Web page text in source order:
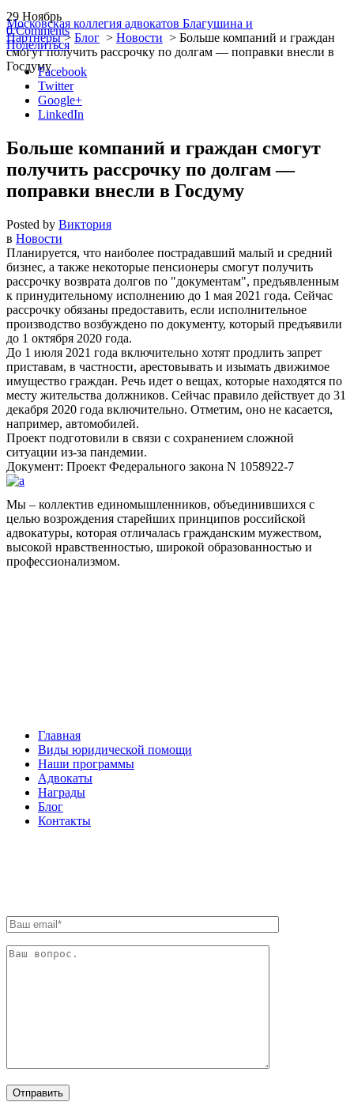
Московская коллегия адвокатов Благушина и
Партнеры> Блог > Новости > Больше компаний и граждан
смогут получить рассрочку по долгам — поправки внесли в
Госдуму
29 Ноябрь
0 Comments
Поделиться
Facebook
Twitter
Google+
LinkedIn
Больше компаний и граждан смогут
получить рассрочку по долгам —
поправки внесли в Госдуму
Posted by Виктория
в Новости
Планируется, что наиболее пострадавший малый и средний
бизнес, а также некоторые пенсионеры смогут получить
рассрочку возврата долгов по
документам , предъявленным
к принудительному исполнению до 1 мая 2021 года. Сейчас
рассрочку обязаны предоставить, если исполнительное
производство возбуждено по документу, который предъявили
до 1 октября 2020 года.
До 1 июля 2021 года включительно хотят продлить запрет
приставам, в частности, арестовывать и изымать движимое
имущество граждан. Речь идет о вещах, которые находятся по
месту жительства должников. Сейчас правило действует до 31
декабря 2020 года включительно. Отметим, оно не касается,
например, автомобилей.
Проект подготовили в связи с сохранением сложной
ситуации из-за пандемии.
Документ: Проект Федерального закона N 1058922-7
Мы – коллектив единомышленников, объединившихся с
целью возрождения старейших принципов российской
адвокатуры, которая отличалась гражданским мужеством,
высокой нравственностью, широкой образованностью и
профессионализмом.
Главная
Виды юридической помощи
Наши программы
Адвокаты
Награды
Блог
Контакты